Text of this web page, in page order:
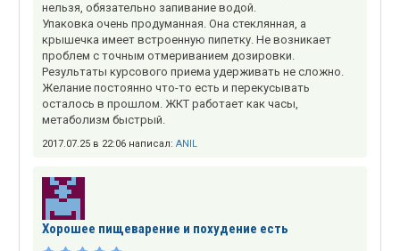
нельзя, обязательно запивание водой.
Упаковка очень продуманная. Она стеклянная, а
крышечка имеет встроенную пипетку. Не возникает
проблем с точным отмериванием дозировки.
Результаты курсового приема удерживать не сложно.
Желание постоянно что-то есть и перекусывать
осталось в прошлом. ЖКТ работает как часы,
метаболизм быстрый.
2017.07.25 в 22:06 написал: ANIL
Хорошее пищеварение и похудение есть